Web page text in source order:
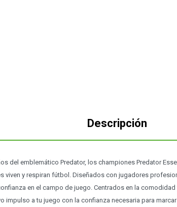
Descripción
del emblemático Predator, los championes Predator
viven y respiran fútbol. Diseñados con jugadores
en el campo de juego. Centrados en la
impulso a tu juego con la confianza necesaria para